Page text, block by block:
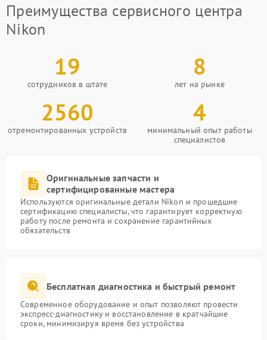
Преимущества сервисного центра
Nikon
19
сотрудников в штате
8
лет на рынке
2560
отремонтированных устройств
4
минимальный опыт работы
специалистов
Оригинальные запчасти и
сертифицированные мастера
Используются оригинальные детали Nikon и прошедшие
сертификацию специалисты, что гарантирует корректную
работу после ремонта и сохранение гарантийных
обязательств
Бесплатная диагностика и быстрый ремонт
Современное оборудование и опыт позволяют провести
экспресс-диагностику и восстановление в кратчайшие
сроки, минимизируя время без устройства